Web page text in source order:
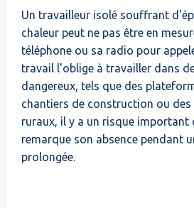
Un travailleur isolé souffrant
chaleur peut ne pas être en
téléphone ou sa radio pour
travail l'oblige à travailler dans
dangereux, tels que des
chantiers de construction ou des
ruraux, il y a un risque important
remarque son absence pendant
prolongée.